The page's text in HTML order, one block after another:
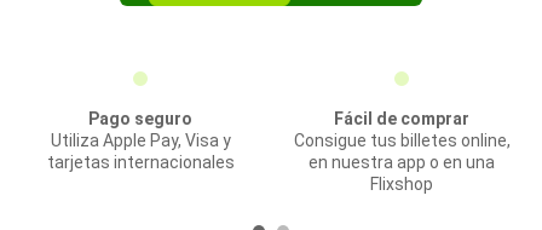
Pago seguro
Utiliza Apple Pay, Visa y
tarjetas internacionales
Fácil de comprar
Consigue tus billetes online,
en nuestra app o en una
Flixshop